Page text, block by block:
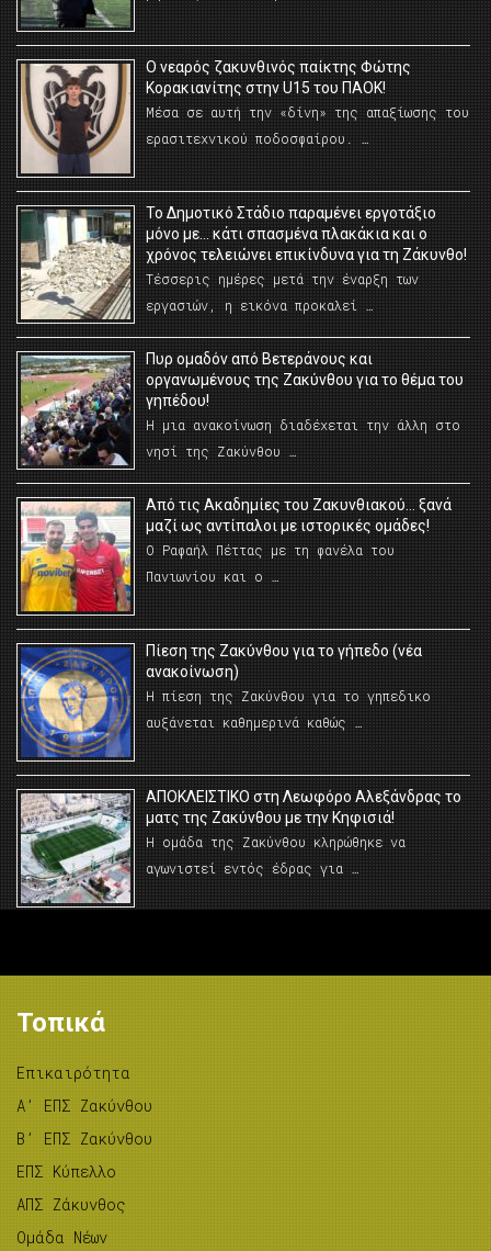
O νεαρός ζακυνθινός παίκτης Φώτης
Κορακιανίτης στην U15 του ΠΑΟΚ!
Μέσα σε αυτή την «δίνη» της απαξίωσης του
ερασιτεχνικού ποδοσφαίρου. …
Το Δημοτικό Στάδιο παραμένει εργοτάξιο
μόνο με… κάτι σπασμένα πλακάκια και ο
χρόνος τελειώνει επικίνδυνα για τη Ζάκυνθο!
Τέσσερις ημέρες μετά την έναρξη των
εργασιών, η εικόνα προκαλεί …
Πυρ ομαδόν από Βετεράνους και
οργανωμένους της Ζακύνθου για το θέμα του
γηπέδου!
Η μια ανακοίνωση διαδέχεται την άλλη στο
νησί της Ζακύνθου …
Από τις Ακαδημίες του Ζακυνθιακού… ξανά
μαζί ως αντίπαλοι με ιστορικές ομάδες!
Ο Ραφαήλ Πέττας με τη φανέλα του
Πανιωνίου και ο …
Πίεση της Ζακύνθου για το γήπεδο (νέα
ανακοίνωση)
Η πίεση της Ζακύνθου για το γηπεδικο
αυξάνεται καθημερινά καθώς …
AΠΟΚΛΕΙΣΤΙΚΟ στη Λεωφόρο Αλεξάνδρας το
ματς της Ζακύνθου με την Κηφισιά!
Η ομάδα της Ζακύνθου κληρώθηκε να
αγωνιστεί εντός έδρας για …
Τοπικά
Επικαιρότητα
A’ ΕΠΣ Ζακύνθου
B’ ΕΠΣ Ζακύνθου
ΕΠΣ Κύπελλο
ΑΠΣ Ζάκυνθος
Ομάδα Νέων